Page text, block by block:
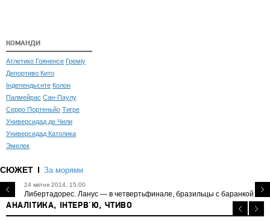
КОМАНДИ
Атлетико Гояненсе Греміу
Депортиво Кито
Індепендьєнте Колон
Палмейрас Сан-Паулу
Серро Портеньйо Тигре
Универсидад де Чили
Универсидад Католика
Эмелек
СЮЖЕТ За морями
24 квітня 2014, 15:00
Либертадорес. Ланус — в четвертьфинале, бразильцы с баранкой
АНАЛІТИКА, ІНТЕРВ'Ю, ЧТИВО